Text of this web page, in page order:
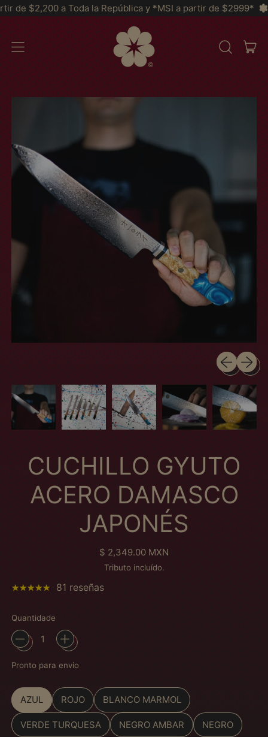
Toda la República y *MSI a partir de $2999* Envíos
MENU
BUSCAR
EM
NOSSO
SITE
Slide
CUCHILLO GYUTO
ACERO DAMASCO
JAPONÉS
Preço normal
$ 2,349.00 MXN
Tributo incluído.
81 reseñas
Quantidade
Pronto para envio
Color
AZUL ROJO BLANCO MARMOL
VERDE TURQUESA NEGRO AMBAR NEGRO